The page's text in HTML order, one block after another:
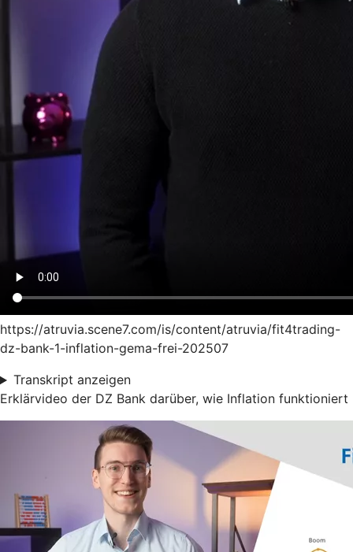
https://atruvia.scene7.com/is/content/atruvia/fit4trading-
dz-bank-1-inflation-gema-frei-202507
Transkript anzeigen
Erklärvideo der DZ Bank darüber, wie Inflation funktioniert